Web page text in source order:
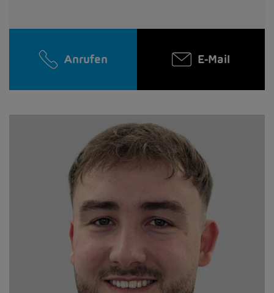
Anrufen E-Mail